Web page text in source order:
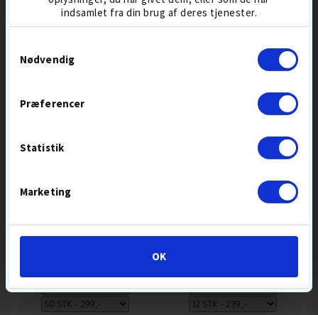
indsamlet fra din brug af deres tjenester.
Nødvendig
Præferencer
Statistik
Marketing
OK
BESTSELLER 8 AUG
DISTANCEBOLDE
BOLDMIKS
BESTSELLER 8 AUG
DISTANCEBOLDE
BOLDMIKS